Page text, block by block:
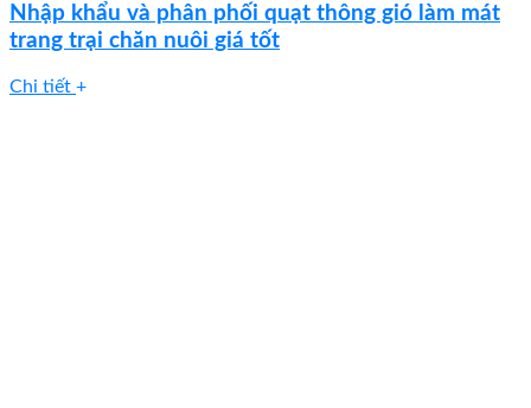
Nhập khẩu và phân phối quạt thông gió làm mát
trang trại chăn nuôi giá tốt
Chi tiết